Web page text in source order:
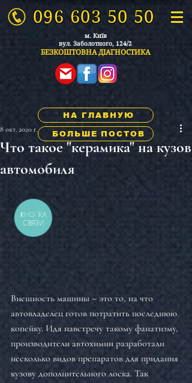
096 603 50 50
м. Київ
вул. Заболотного, 124/2
БЕЗКОШТОВНА ДІАГНОСТИКА
Что такое "керамика" на кузов
автомобиля
8 окт. 2020 г.
Внешность машины – это то, на что
автовладелец готов потратить последнюю
копейку. Идя навстречу такому фанатизму,
производители автохимии разработали
несколько видов препаратов для придания
кузову дополнительного лоска. Так
БОЛЬШЕ ПОСТОВ
НА ГЛАВНУЮ
КНОПКА
СВЯЗИ